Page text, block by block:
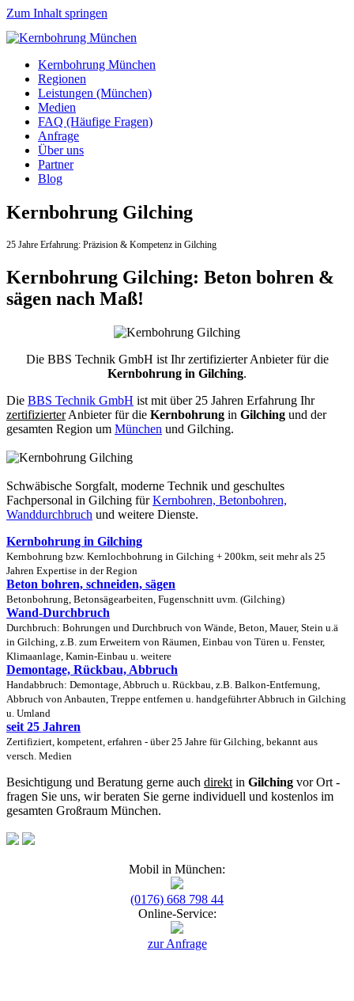
Zum Inhalt springen
Kernbohrung München
Regionen
Leistungen (München)
Medien
FAQ (Häufige Fragen)
Anfrage
Über uns
Partner
Blog
Kernbohrung Gilching
25 Jahre Erfahrung: Präzision & Kompetenz in Gilching
Kernbohrung Gilching: Beton bohren &
sägen nach Maß!
Die BBS Technik GmbH ist Ihr zertifizierter Anbieter für die
Kernbohrung in Gilching.
Die BBS Technik GmbH ist mit über 25 Jahren Erfahrung Ihr
zertifizierterAnbieter für die Kernbohrung in Gilching und der
gesamten Region um München und Gilching.
Schwäbische Sorgfalt, moderne Technik und geschultes
Fachpersonal in Gilching fürKernbohren, Betonbohren,
Wanddurchbruch und weitere Dienste.
Kernbohrung in Gilching
Kernbohrung bzw. Kernlochbohrung in Gilching + 200km, seit mehr als 25
Jahren Expertise in der Region
Beton bohren, schneiden, sägen
Betonbohrung, Betonsägearbeiten, Fugenschnitt uvm. (Gilching)
Wand-Durchbruch
Durchbruch: Bohrungen und Durchbruch von Wände, Beton, Mauer, Stein u.ä
in Gilching, z.B. zum Erweitern von Räumen, Einbau von Türen u. Fenster,
Klimaanlage, Kamin-Einbau u. weitere
Demontage, Rückbau, Abbruch
Handabbruch: Demontage, Abbruch u. Rückbau, z.B. Balkon-Entfernung,
Abbruch von Anbauten, Treppe entfernen u. handgeführter Abbruch in Gilching
u. Umland
seit 25 Jahren
Zertifiziert, kompetent, erfahren - über 25 Jahre für Gilching, bekannt aus
versch. Medien
Besichtigung und Beratung gerne auch direkt in Gilching vor Ort -
fragen Sie uns, wir beraten Sie gerne individuell und kostenlos im
gesamten Großraum München.
Mobil in München:
(0176) 668 798 44
Online-Service:
zur Anfrage